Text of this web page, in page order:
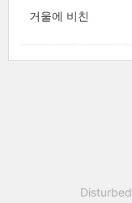
거울에 비친